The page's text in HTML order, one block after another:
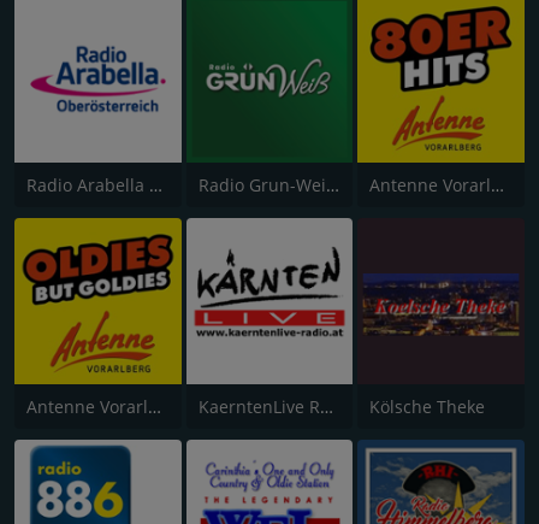
Radio Arabella Oberösterreich Radio Grun-Weiss 106.6 FM Antenne Vorarlberg 80er Hits
Antenne Vorarlberg Oldies but Goldies KaerntenLive Radio Kölsche Theke